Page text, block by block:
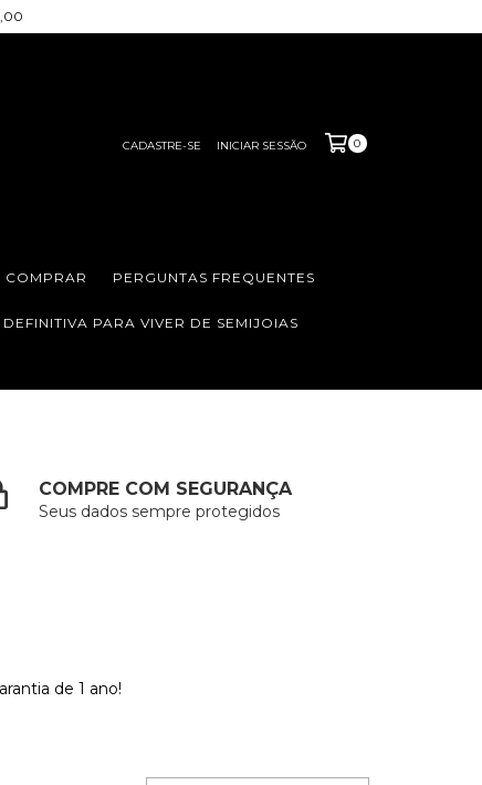
CADASTRE-SE INICIAR SESSÃO 0
COMPRAR PERGUNTAS FREQUENTES
PARA VIVER DE SEMIJOIAS
COMPRE COM SEGURANÇA
Seus dados sempre protegidos
de 1 ano!